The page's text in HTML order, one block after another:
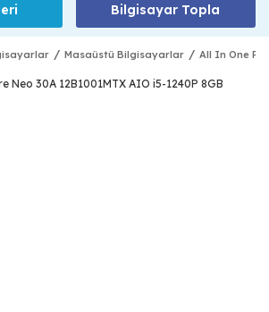
Bilgisayar Topla
Masaüstü Bilgisayarlar All In One Pc